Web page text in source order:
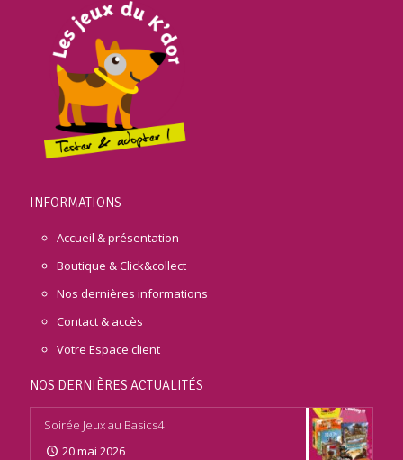
INFORMATIONS
Accueil & présentation
Boutique & Click&collect
Nos dernières informations
Contact & accès
Votre Espace client
NOS DERNIÈRES ACTUALITÉS
Soirée Jeux au Basics4
20 mai 2026